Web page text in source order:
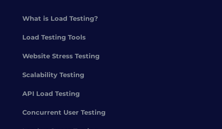
What is Load Testing?
Load Testing Tools
Website Stress Testing
Scalability Testing
API Load Testing
Concurrent User Testing